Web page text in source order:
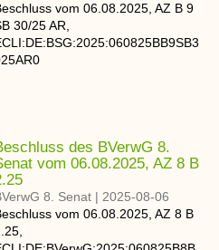
vom 06.08.2025, AZ B 9
30/25 AR,
des BVerwG 8.
vom 06.08.2025, AZ 8 B
8. Senat | 2025-08-06
vom 06.08.2025, AZ 8 B
,